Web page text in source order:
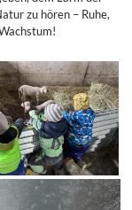
zu hören – Ruhe,